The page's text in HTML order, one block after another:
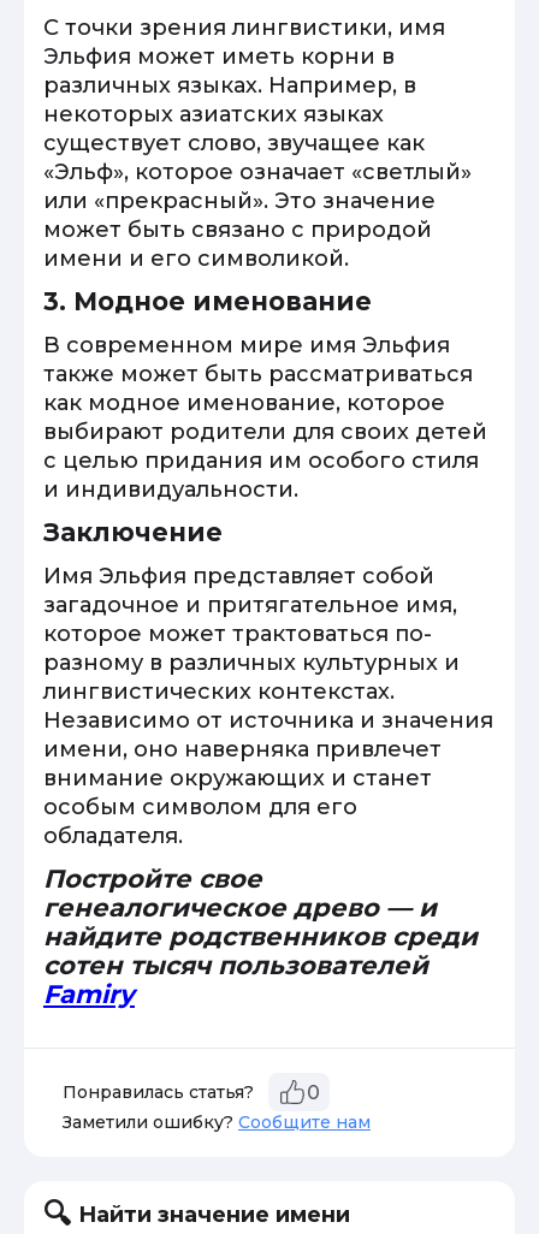
С точки зрения лингвистики, имя
Эльфия может иметь корни в
различных языках. Например, в
некоторых азиатских языках
существует слово, звучащее как
«Эльф», которое означает «светлый»
или «прекрасный». Это значение
может быть связано с природой
имени и его символикой.
3. Модное именование
В современном мире имя Эльфия
также может быть рассматриваться
как модное именование, которое
выбирают родители для своих детей
с целью придания им особого стиля
и индивидуальности.
Заключение
Имя Эльфия представляет собой
загадочное и притягательное имя,
которое может трактоваться по-
разному в различных культурных и
лингвистических контекстах.
Независимо от источника и значения
имени, оно наверняка привлечет
внимание окружающих и станет
особым символом для его
обладателя.
Постройте свое
генеалогическое древо — и
найдите родственников среди
сотен тысяч пользователей
Famiry
Понравилась статья? 0
Заметили ошибку? Сообщите нам
Найти значение имени